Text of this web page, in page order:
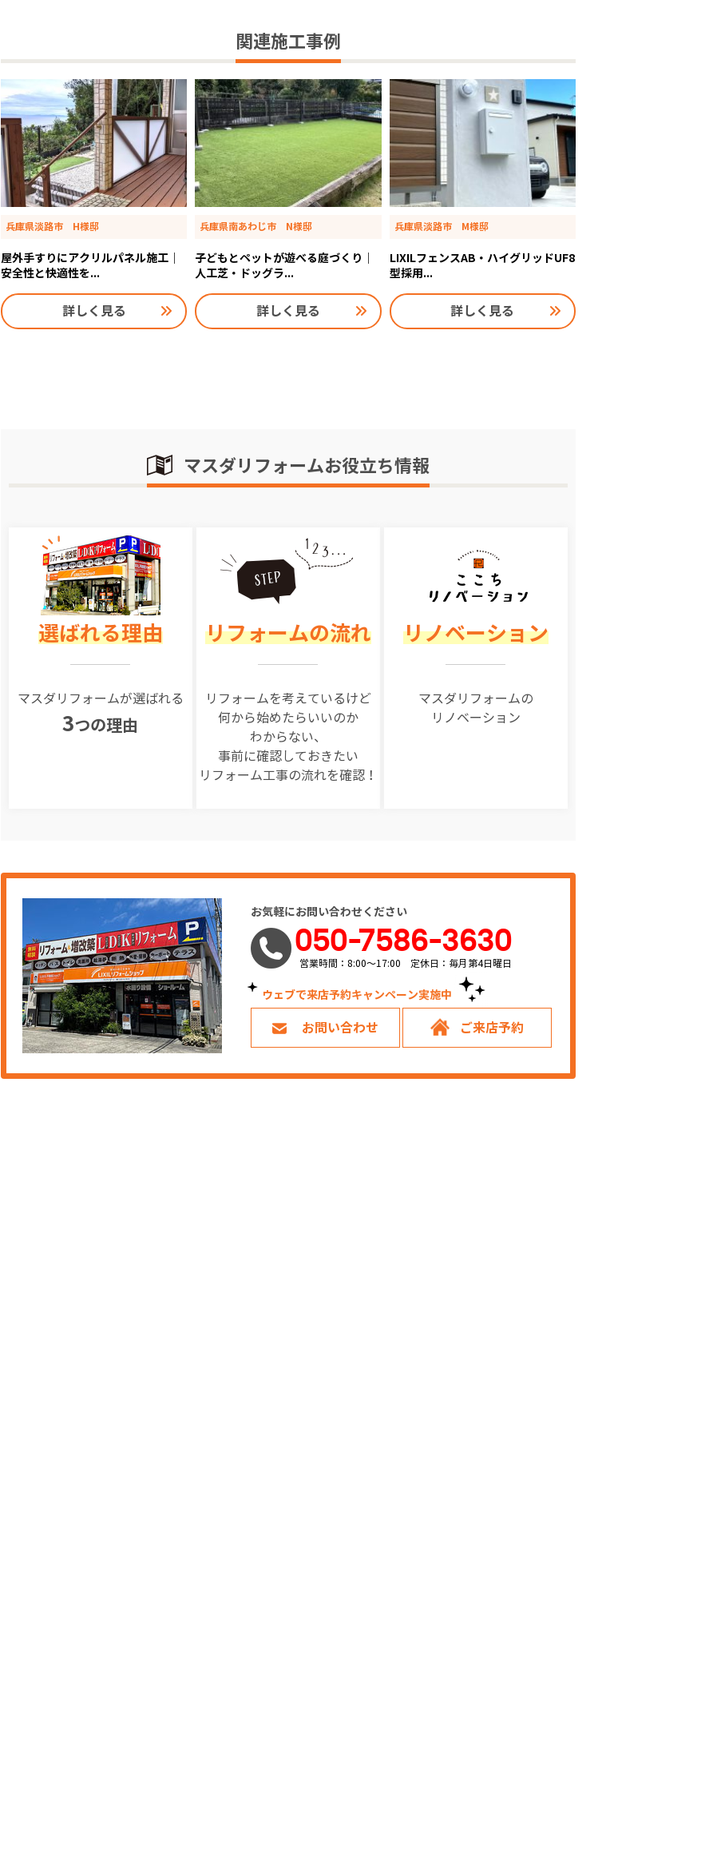
関連施工事例
兵庫県淡路市 H様邸
屋外手すりにアクリルパネル施工｜
安全性と快適性を...
詳しく見る
兵庫県南あわじ市 N様邸
子どもとペットが遊べる庭づくり｜
人工芝・ドッグラ...
詳しく見る
兵庫県淡路市 M様邸
LIXILフェンスAB・ハイグリッドUF8
型採用...
詳しく見る
マスダリフォームお役立ち情報
選ばれる理由
マスダリフォームが選ばれる
3つの理由
リフォームの流れ
リフォームを考えているけど
何から始めたらいいのか
わからない、
事前に確認しておきたい
リフォーム工事の流れを確認！
リノベーション
マスダリフォームの
リノベーション
お気軽にお問い合わせください
050-7586-3630
営業時間：8:00～17:00 定休日：毎月第4日曜日
ウェブで来店予約キャンペーン実施中！
お問い合わせ ご来店予約